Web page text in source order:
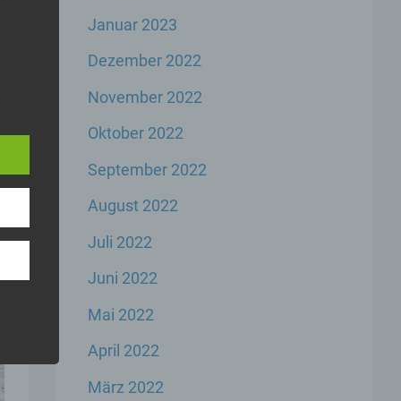
Januar 2023
Dezember 2022
November 2022
Oktober 2022
September 2022
August 2022
Juli 2022
Juni 2022
Mai 2022
April 2022
März 2022